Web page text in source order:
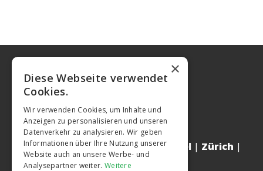
Webdesign für die Schweiz|Basel | Zürich |
Bern| Luzern
×
Diese Webseite verwendet
Cookies.
Wir verwenden Cookies, um Inhalte und
Anzeigen zu personalisieren und unseren
Datenverkehr zu analysieren. Wir geben
Informationen über Ihre Nutzung unserer
Website auch an unsere Werbe- und
Analysepartner weiter. Weitere